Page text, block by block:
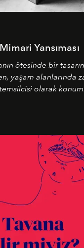
Yansıması
ötesinde bir
yaşam alanlarında
olarak